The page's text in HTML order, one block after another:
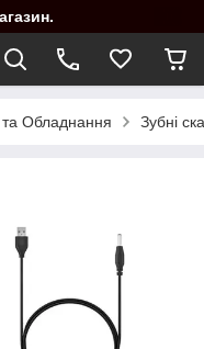
Обладнання Зубні